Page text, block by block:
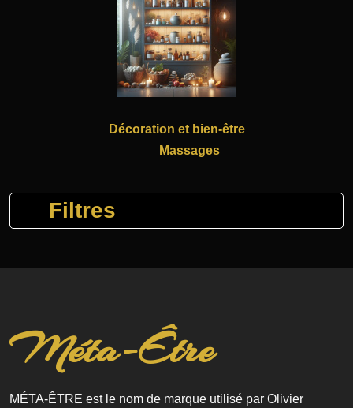
Décoration et bien-être
Massages
Filtres
Méta-Être
MÉTA-ÊTRE est le nom de marque utilisé par Olivier